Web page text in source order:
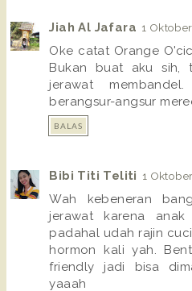
Jiah Al Jafara 1
Oke catat Orange
Bukan buat aku sih,
jerawat
berangsur-angsur
BALAS
Bibi Titi Teliti 1
Wah kebeneran
jerawat karena
padahal udah rajin
hormon kali yah.
friendly jadi bisa
yaaah